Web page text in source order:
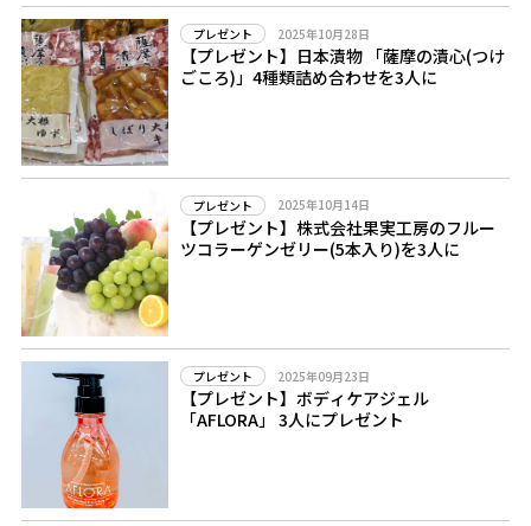
プレゼント 2025年10月28日
【プレゼント】日本漬物 「薩摩の漬心(つけ
ごころ)」4種類詰め合わせを3人に
プレゼント 2025年10月14日
【プレゼント】株式会社果実工房のフルー
ツコラーゲンゼリー(5本入り)を3人に
プレゼント 2025年09月23日
【プレゼント】ボディケアジェル
「AFLORA」 3人にプレゼント